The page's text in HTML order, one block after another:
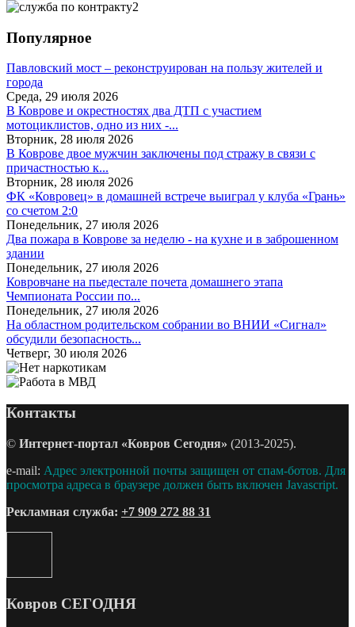
Популярное
Павловский мост – реконструирован на пользу жителей и
города
Среда, 29 июля 2026
В Коврове и окрестностях два ДТП с участием
мотоциклистов, одно из них -...
Вторник, 28 июля 2026
В Коврове двое мужчин заключены под стражу в связи с
причастностью к...
Вторник, 28 июля 2026
ФК «Ковровец» в домашней встрече выиграл у клуба «Грань»
со счетом 2:0
Понедельник, 27 июля 2026
Два пожара в Коврове за неделю - на кухне и в заброшенном
здании
Понедельник, 27 июля 2026
Ковровчане на пьедестале почета домашнего этапа
Чемпионата России по...
Понедельник, 27 июля 2026
На областном родительском собрании во ВНИИ «Сигнал»
обсудили безопасность...
Четверг, 30 июля 2026
Контакты
© Интернет-портал «Ковров Сегодня» (2013-2025).
e-mail: Адрес электронной почты защищен от спам-ботов. Для
просмотра адреса в браузере должен быть включен Javascript.
Рекламная служба: +7 909 272 88 31
Ковров СЕГОДНЯ